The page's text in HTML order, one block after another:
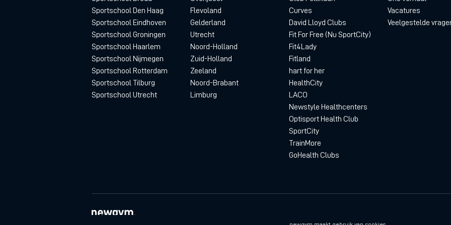
Sportschool Den Haag
Sportschool Eindhoven
Sportschool Groningen
Sportschool Haarlem
Sportschool Nijmegen
Sportschool Rotterdam
Sportschool Tilburg
Sportschool Utrecht
Flevoland
Gelderland
Utrecht
Noord-Holland
Zuid-Holland
Zeeland
Noord-Brabant
Limburg
Curves
David Lloyd Clubs
Fit For Free (Nu SportCity)
Fit4Lady
Fitland
hart for her
HealthCity
LACO
Newstyle Healthcenters
Optisport Health Club
SportCity
TrainMore
GoHealth Clubs
Vacatures
Veelgestelde